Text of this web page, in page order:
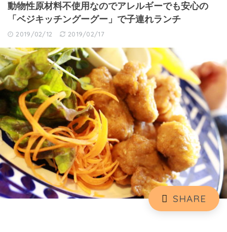
動物性原材料不使用なのでアレルギーでも安心の
「ベジキッチングーグー」で子連れランチ
2019/02/12 2019/02/17